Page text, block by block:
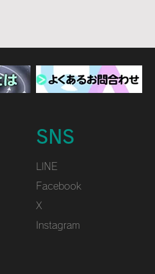
SNS
LINE
Facebook
X
Instagram